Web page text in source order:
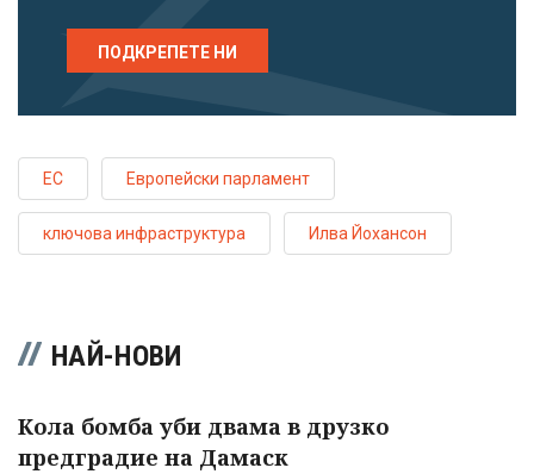
ПОДКРЕПЕТЕ НИ
ЕС Европейски парламент
ключова инфраструктура Илва Йохансон
НАЙ-НОВИ
Кола бомба уби двама в друзко
предградие на Дамаск